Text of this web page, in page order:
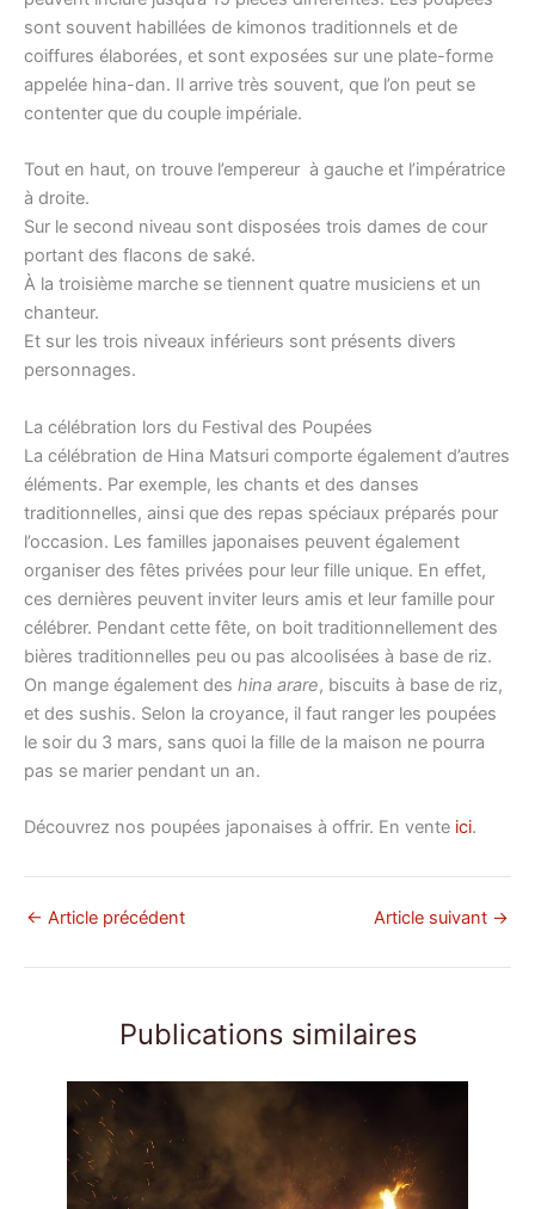
sont souvent habillées de kimonos traditionnels et de
coiffures élaborées, et sont exposées sur une plate-forme
appelée hina-dan. Il arrive très souvent, que l’on peut se
contenter que du couple impériale.
Tout en haut, on trouve l’empereur à gauche et l’impératrice
à droite.
Sur le second niveau sont disposées trois dames de cour
portant des flacons de saké.
À la troisième marche se tiennent quatre musiciens et un
chanteur.
Et sur les trois niveaux inférieurs sont présents divers
personnages.
La célébration lors du Festival des Poupées
La célébration de Hina Matsuri comporte également d’autres
éléments. Par exemple, les chants et des danses
traditionnelles, ainsi que des repas spéciaux préparés pour
l’occasion. Les familles japonaises peuvent également
organiser des fêtes privées pour leur fille unique. En effet,
ces dernières peuvent inviter leurs amis et leur famille pour
célébrer. Pendant cette fête, on boit traditionnellement des
bières traditionnelles peu ou pas alcoolisées à base de riz.
On mange également des hina arare, biscuits à base de riz,
et des sushis. Selon la croyance, il faut ranger les poupées
le soir du 3 mars, sans quoi la fille de la maison ne pourra
pas se marier pendant un an.
Découvrez nos poupées japonaises à offrir. En vente ici.
← Article précédent Article suivant →
Publications similaires